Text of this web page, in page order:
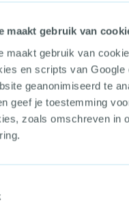
maakt gebruik van
maakt gebruik van
en scripts van Google
geanonimiseerd te
geef je toestemming
zoals omschreven in
Interne